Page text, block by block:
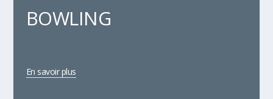
BOWLING
En savoir plus